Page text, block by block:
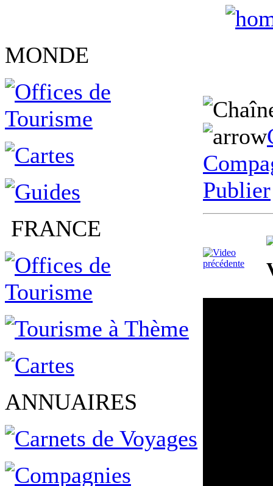
MONDE
FRANCE
ANNUAIRES
Publier